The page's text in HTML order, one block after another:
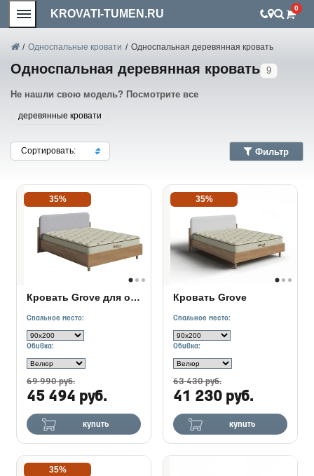
KROVATI-TUMEN.RU 0
/ Односпальные кровати / Односпальная деревянная кровать
Односпальная деревянная кровать 9
Не нашли свою модель? Посмотрите все
деревянные кровати
Сортировать: Фильтр
35%
Кровать Grove для основания ПМ
Спальное место:
Обивка:
69 990 руб.
45 494 руб.
купить
35%
Кровать Grove
Спальное место:
Обивка:
63 430 руб.
41 230 руб.
купить
35%